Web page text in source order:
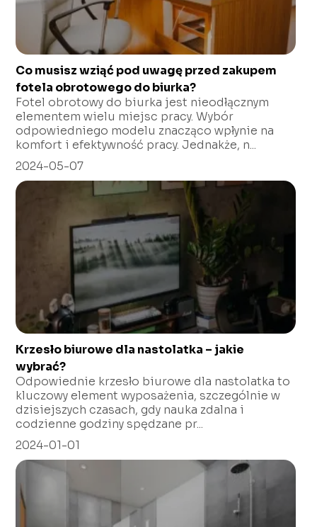
Co musisz wziąć pod uwagę przed zakupem
fotela obrotowego do biurka?
Fotel obrotowy do biurka jest nieodłącznym
elementem wielu miejsc pracy. Wybór
odpowiedniego modelu znacząco wpłynie na
komfort i efektywność pracy. Jednakże, n...
2024-05-07
Krzesło biurowe dla nastolatka – jakie
wybrać?
Odpowiednie krzesło biurowe dla nastolatka to
kluczowy element wyposażenia, szczególnie w
dzisiejszych czasach, gdy nauka zdalna i
codzienne godziny spędzane pr...
2024-01-01